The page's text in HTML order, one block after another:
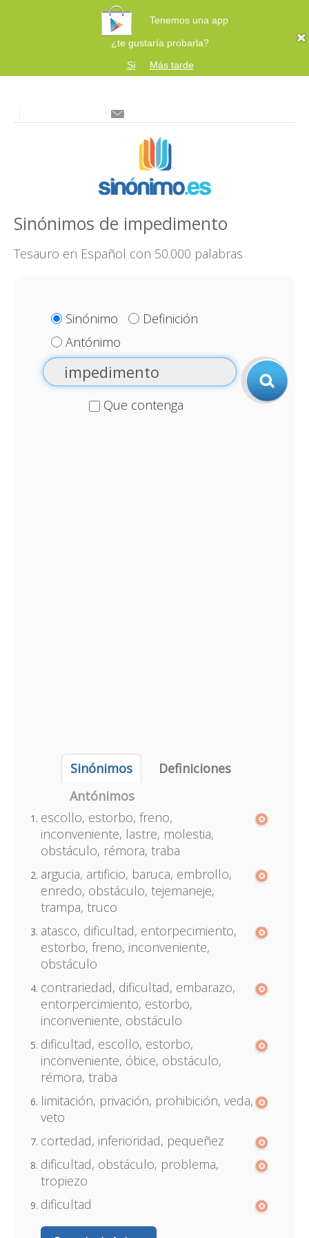
Tenemos una app
¿te gustaría probarla?
Sí
Más tarde
Sinónimos de impedimento
Tesauro en Español con 50.000 palabras
Sinónimo
Definición
Antónimo
Que contenga
Sinónimos
Definiciones
Antónimos
escollo, estorbo, freno,
inconveniente, lastre, molestia,
obstáculo, rémora, traba
argucia, artificio, baruca, embrollo,
enredo, obstáculo, tejemaneje,
trampa, truco
atasco, dificultad, entorpecimiento,
estorbo, freno, inconveniente,
obstáculo
contrariedad, dificultad, embarazo,
entorpercimiento, estorbo,
inconveniente, obstáculo
dificultad, escollo, estorbo,
inconveniente, óbice, obstáculo,
rémora, traba
limitación, privación, prohibición, veda,
veto
cortedad, inferioridad, pequeñez
dificultad, obstáculo, problema,
tropiezo
dificultad